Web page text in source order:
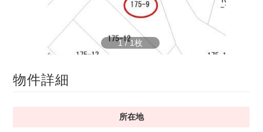
1 /1
物件詳細
所在地